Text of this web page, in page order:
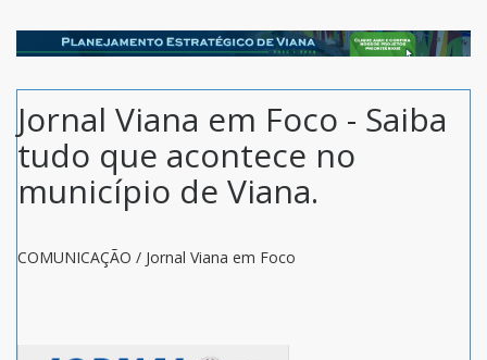
ES
Jornal Viana em Foco - Saiba
tudo que acontece no
município de Viana.
COMUNICAÇÃO / Jornal Viana em Foco